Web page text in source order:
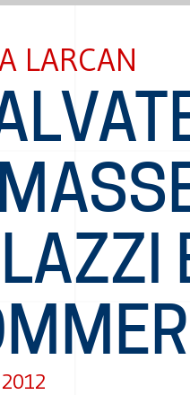
LARCAN